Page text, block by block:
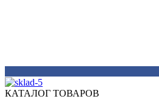
КАТАЛОГ ТОВАРОВ